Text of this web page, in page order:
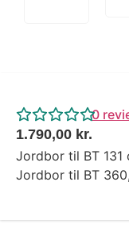
0
1.790,00 kr.
Jordbor til BT 131
Jordbor til BT